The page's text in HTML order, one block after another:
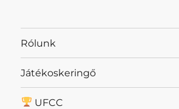
Rólunk
Játékoskeringő
UFCC